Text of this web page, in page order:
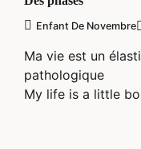
Enfant De Novembre
Ma vie est un
pathologique
My life is a little